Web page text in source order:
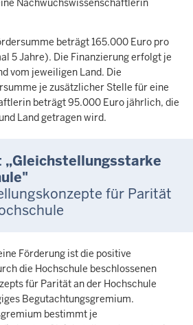
Nachwuchswissenschaftlerin
beträgt 165.000 Euro pro
5 Jahre). Die Finanzierung erfolgt je
vom jeweiligen Land. Die
je zusätzlicher Stelle für eine
beträgt 95.000 Euro jährlich, die
Land getragen wird.
„Gleichstellungsstarke
für Parität
Förderung ist die positive
die Hochschule beschlossenen
für Parität an der Hochschule
Begutachtungsgremium.
bestimmt je